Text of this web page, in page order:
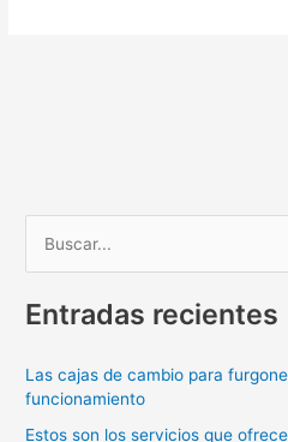
s
a
r
Entradas recientes
Las cajas de cambio para
funcionamiento
Estos son los servicios que